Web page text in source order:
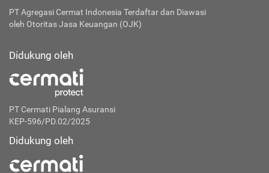
PT Agregasi Cermat Indonesia Terdaftar dan Diawasi
oleh Otoritas Jasa Keuangan (OJK)
Didukung oleh
PT Cermati Pialang Asuransi
KEP-596/PD.02/2025
Didukung oleh